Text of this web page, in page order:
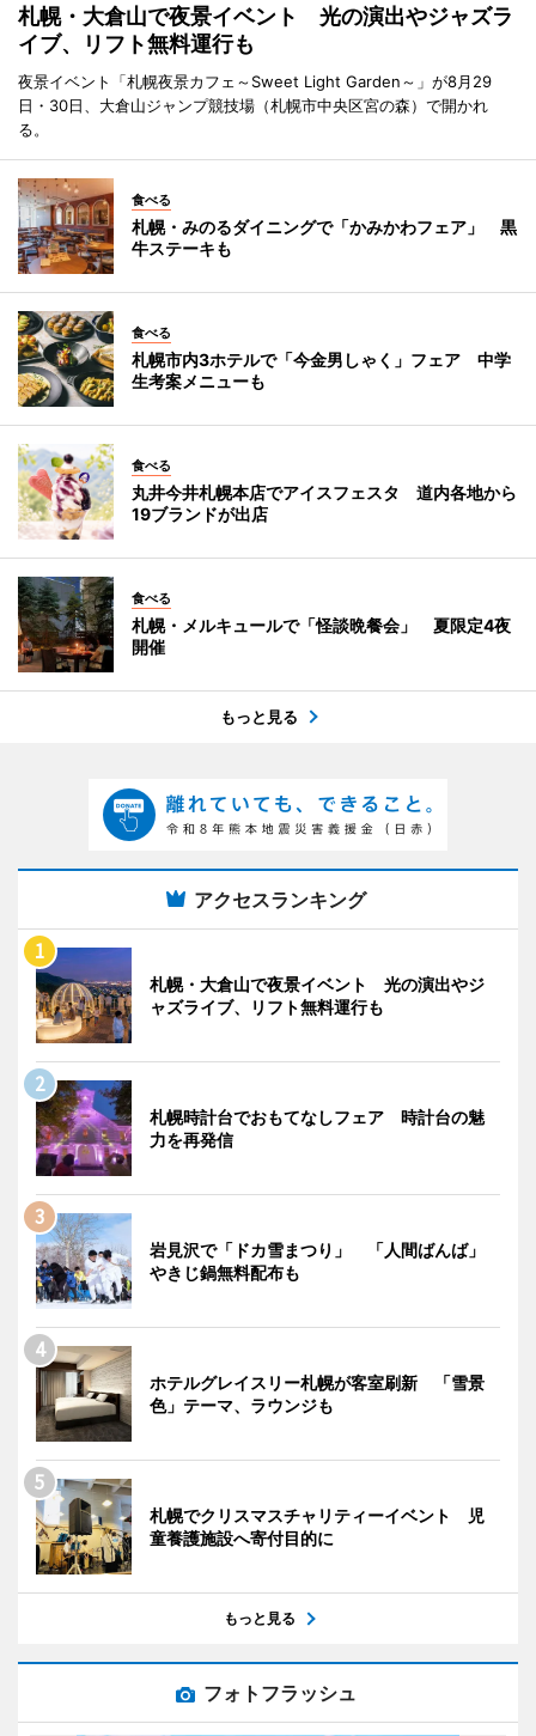
札幌・大倉山で夜景イベント 光の演出やジャズラ
イブ、リフト無料運行も
夜景イベント「札幌夜景カフェ～Sweet Light Garden～」が8月29
日・30日、大倉山ジャンプ競技場（札幌市中央区宮の森）で開かれ
る。
食べる
札幌・みのるダイニングで「かみかわフェア」 黒
牛ステーキも
食べる
札幌市内3ホテルで「今金男しゃく」フェア 中学
生考案メニューも
食べる
丸井今井札幌本店でアイスフェスタ 道内各地から
19ブランドが出店
食べる
札幌・メルキュールで「怪談晩餐会」 夏限定4夜
開催
もっと見る
アクセスランキング
札幌・大倉山で夜景イベント 光の演出やジ
ャズライブ、リフト無料運行も
札幌時計台でおもてなしフェア 時計台の魅
力を再発信
岩見沢で「ドカ雪まつり」 「人間ばんば」
やきじ鍋無料配布も
ホテルグレイスリー札幌が客室刷新 「雪景
色」テーマ、ラウンジも
札幌でクリスマスチャリティーイベント 児
童養護施設へ寄付目的に
もっと見る
フォトフラッシュ